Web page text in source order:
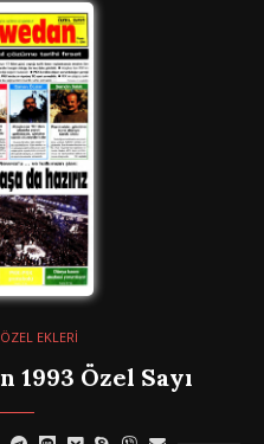
EKLERİ
1993 Özel Sayı